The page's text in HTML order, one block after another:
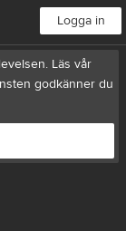
Logga in
Läs vår
godkänner du